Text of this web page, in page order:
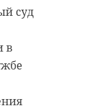
суд
в